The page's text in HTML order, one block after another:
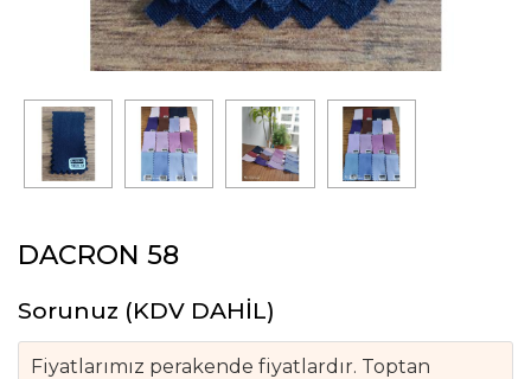
DACRON 58
Sorunuz (KDV DAHİL)
Fiyatlarımız perakende fiyatlardır. Toptan